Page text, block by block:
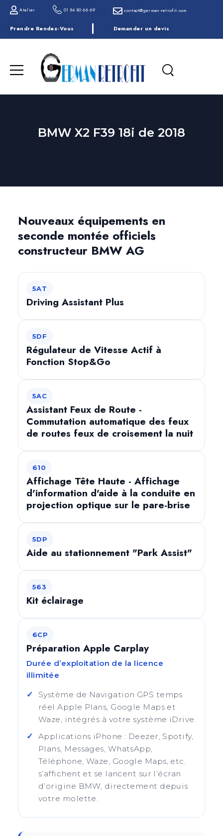
Atelier 01 84 80 66 69 contact@german-retrofit.com
Prendre Rendez-Vous Demander un devis
BMW X2 F39 18i de 2018
Nouveaux équipements en
seconde montée officiels
constructeur BMW AG
5AT
Driving Assistant Plus
5DF
Régulateur de Vitesse Actif à
Fonction Stop&Go
5AC
Assistant Feux de Route -
Commutation automatique des feux
de routes feux de croisement la nuit
610
Affichage Tête Haute - Affichage
d'information d'aide à la conduite en
projection optique sur le pare-brise
5DP
Aide au stationnement "Park Assist"
563
Kit éclairage
6CP
Préparation Apple Carplay
Durée d’exploitation de la licence
illimitée
Système de Navigation GPS temps
réel Apple Plans, Google Maps et
Waze, intégrés à votre système iDrive.
Applications iPhone : Deezer, Spotify,
Plans, Messages, WhatsApp,
Téléphone, Waze, Google Maps, etc.
s’affichent et se lancent sur l’écran
d’origine BMW, directement depuis
votre molette.